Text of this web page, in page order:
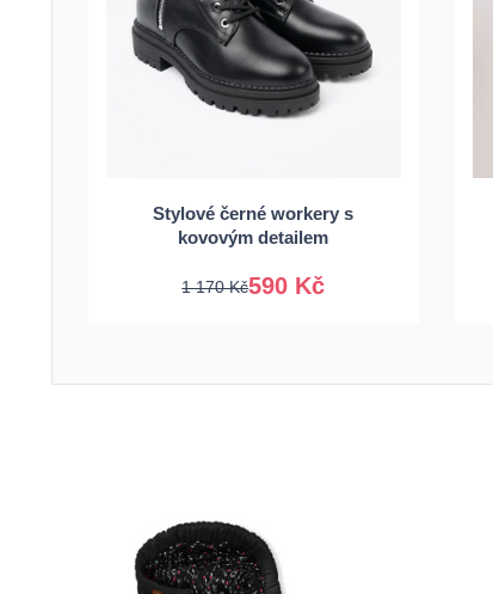
Stylové černé workery s
kovovým detailem
590 Kč
1 170 Kč
40 41